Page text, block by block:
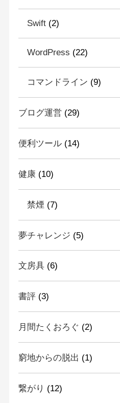
Swift(2)
WordPress (22)
コマンドライン (9)
ブログ運営 (29)
便利ツール(14)
健康(10)
禁煙 (7)
夢チャレンジ (5)
文房具(6)
書評(3)
月間たくおろぐ (2)
窮地からの脱出 (1)
繋がり (12)